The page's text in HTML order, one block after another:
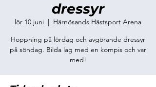
dressyr
lör 10 juni
  |
Härnösands Hästsport Arena
Hoppning på lördag och avgörande dressyr
på söndag. Bilda lag med en kompis och var
med!